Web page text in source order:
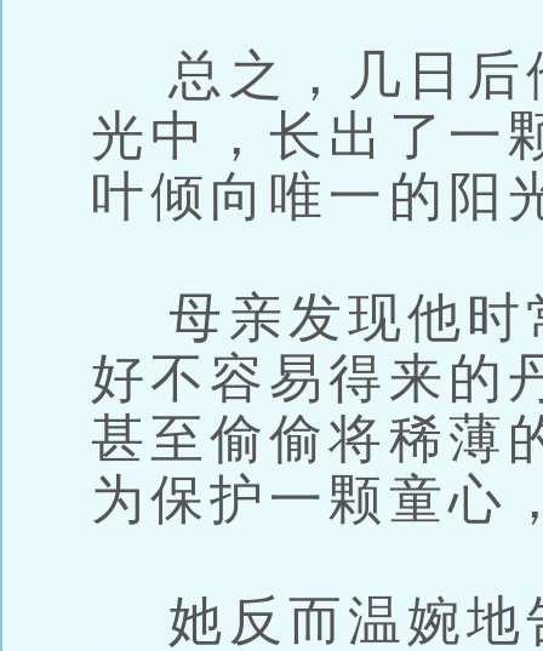
总之，几日后
光中，长出了一
叶倾向唯一的阳
母亲发现他时
好不容易得来的
甚至偷偷将稀薄
为保护一颗童心
她反而温婉地